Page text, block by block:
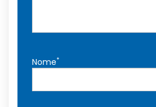
Nome*